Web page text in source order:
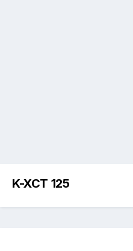
K-XCT 125